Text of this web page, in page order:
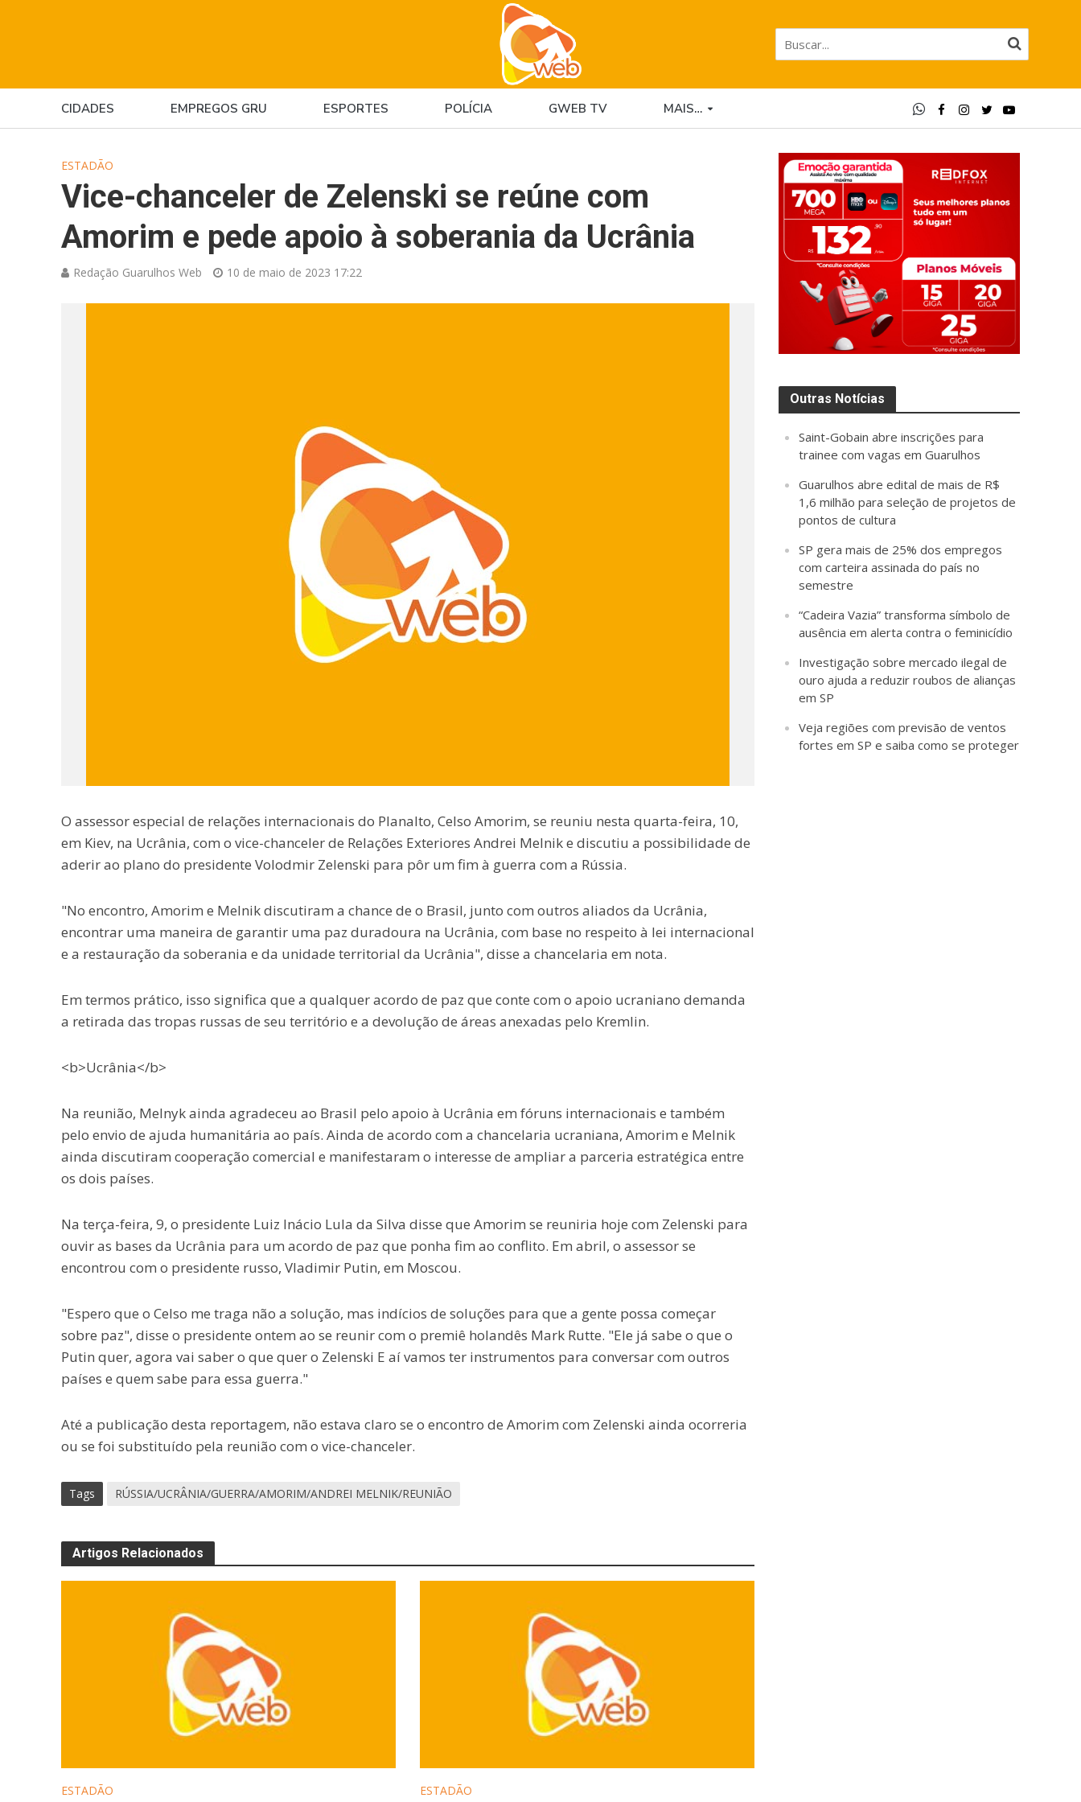
CIDADES EMPREGOS GRU ESPORTES POLÍCIA GWEB TV MAIS…
ESTADÃO
Vice-chanceler de Zelenski se reúne com
Amorim e pede apoio à soberania da Ucrânia
Redação Guarulhos Web 10 de maio de 2023 17:22
O assessor especial de relações internacionais do Planalto, Celso Amorim, se reuniu nesta quarta-feira, 10,
em Kiev, na Ucrânia, com o vice-chanceler de Relações Exteriores Andrei Melnik e discutiu a possibilidade de
aderir ao plano do presidente Volodmir Zelenski para pôr um fim à guerra com a Rússia.
"No encontro, Amorim e Melnik discutiram a chance de o Brasil, junto com outros aliados da Ucrânia,
encontrar uma maneira de garantir uma paz duradoura na Ucrânia, com base no respeito à lei internacional
e a restauração da soberania e da unidade territorial da Ucrânia", disse a chancelaria em nota.
Em termos prático, isso significa que a qualquer acordo de paz que conte com o apoio ucraniano demanda
a retirada das tropas russas de seu território e a devolução de áreas anexadas pelo Kremlin.
<b>Ucrânia</b>
Na reunião, Melnyk ainda agradeceu ao Brasil pelo apoio à Ucrânia em fóruns internacionais e também
pelo envio de ajuda humanitária ao país. Ainda de acordo com a chancelaria ucraniana, Amorim e Melnik
ainda discutiram cooperação comercial e manifestaram o interesse de ampliar a parceria estratégica entre
os dois países.
Na terça-feira, 9, o presidente Luiz Inácio Lula da Silva disse que Amorim se reuniria hoje com Zelenski para
ouvir as bases da Ucrânia para um acordo de paz que ponha fim ao conflito. Em abril, o assessor se
encontrou com o presidente russo, Vladimir Putin, em Moscou.
"Espero que o Celso me traga não a solução, mas indícios de soluções para que a gente possa começar
sobre paz", disse o presidente ontem ao se reunir com o premiê holandês Mark Rutte. "Ele já sabe o que o
Putin quer, agora vai saber o que quer o Zelenski E aí vamos ter instrumentos para conversar com outros
países e quem sabe para essa guerra."
Até a publicação desta reportagem, não estava claro se o encontro de Amorim com Zelenski ainda ocorreria
ou se foi substituído pela reunião com o vice-chanceler.
Tags RÚSSIA/UCRÂNIA/GUERRA/AMORIM/ANDREI MELNIK/REUNIÃO
Artigos Relacionados
ESTADÃO ESTADÃO
Outras Notícias
Saint-Gobain abre inscrições para
trainee com vagas em Guarulhos
Guarulhos abre edital de mais de R$
1,6 milhão para seleção de projetos de
pontos de cultura
SP gera mais de 25% dos empregos
com carteira assinada do país no
semestre
“Cadeira Vazia” transforma símbolo de
ausência em alerta contra o feminicídio
Investigação sobre mercado ilegal de
ouro ajuda a reduzir roubos de alianças
em SP
Veja regiões com previsão de ventos
fortes em SP e saiba como se proteger